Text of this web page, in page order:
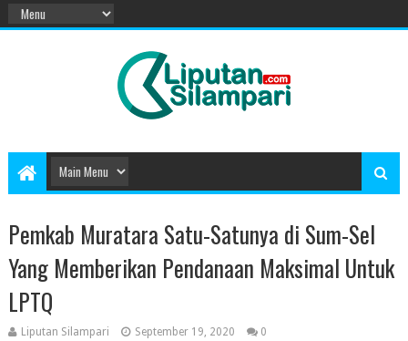
Pemkab Muratara Satu-Satunya di Sum-Sel
Yang Memberikan Pendanaan Maksimal Untuk
LPTQ
Liputan Silampari September 19, 2020 0